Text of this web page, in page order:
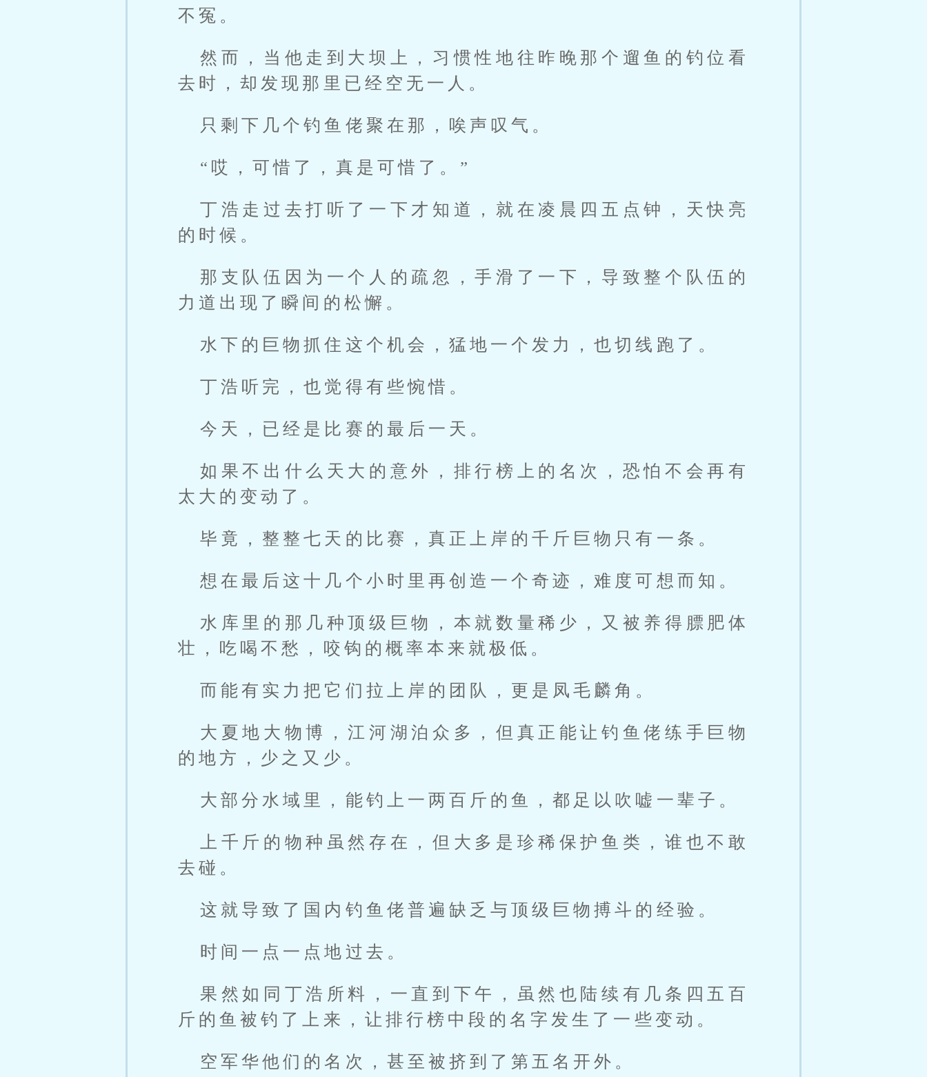
不冤。
然而，当他走到大坝上，习惯性地往昨晚那个遛鱼的钓位看
去时，却发现那里已经空无一人。
只剩下几个钓鱼佬聚在那，唉声叹气。
“哎，可惜了，真是可惜了。”
丁浩走过去打听了一下才知道，就在凌晨四五点钟，天快亮
的时候。
那支队伍因为一个人的疏忽，手滑了一下，导致整个队伍的
力道出现了瞬间的松懈。
水下的巨物抓住这个机会，猛地一个发力，也切线跑了。
丁浩听完，也觉得有些惋惜。
今天，已经是比赛的最后一天。
如果不出什么天大的意外，排行榜上的名次，恐怕不会再有
太大的变动了。
毕竟，整整七天的比赛，真正上岸的千斤巨物只有一条。
想在最后这十几个小时里再创造一个奇迹，难度可想而知。
水库里的那几种顶级巨物，本就数量稀少，又被养得膘肥体
壮，吃喝不愁，咬钩的概率本来就极低。
而能有实力把它们拉上岸的团队，更是凤毛麟角。
大夏地大物博，江河湖泊众多，但真正能让钓鱼佬练手巨物
的地方，少之又少。
大部分水域里，能钓上一两百斤的鱼，都足以吹嘘一辈子。
上千斤的物种虽然存在，但大多是珍稀保护鱼类，谁也不敢
去碰。
这就导致了国内钓鱼佬普遍缺乏与顶级巨物搏斗的经验。
时间一点一点地过去。
果然如同丁浩所料，一直到下午，虽然也陆续有几条四五百
斤的鱼被钓了上来，让排行榜中段的名字发生了一些变动。
空军华他们的名次，甚至被挤到了第五名开外。